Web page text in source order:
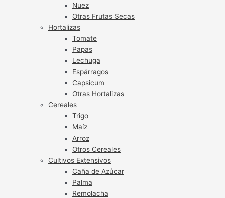
Nuez
Otras Frutas Secas
Hortalizas
Tomate
Papas
Lechuga
Espárragos
Capsicum
Otras Hortalizas
Cereales
Trigo
Maíz
Arroz
Otros Cereales
Cultivos Extensivos
Caña de Azúcar
Palma
Remolacha